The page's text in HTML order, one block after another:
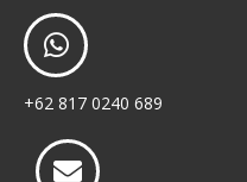
+62 817 0240 689